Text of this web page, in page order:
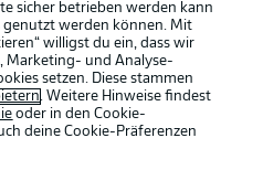
sicher betrieben werden kann
genutzt werden können. Mit
willigst du ein, dass wir
Marketing- und Analyse-
setzen. Diese stammen
. Weitere Hinweise findest
oder in den Cookie-
deine Cookie-Präferenzen